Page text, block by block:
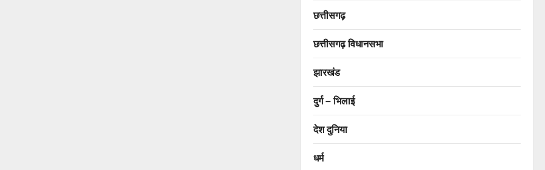
छत्तीसगढ़
छत्तीसगढ़ विधानसभा
झारखंड
दुर्ग – भिलाई
देश दुनिया
धर्म